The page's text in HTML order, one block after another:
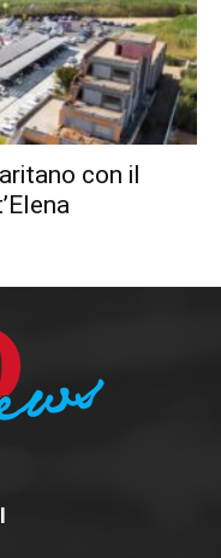
con il